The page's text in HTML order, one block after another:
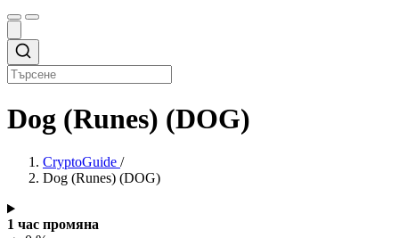
Dog (Runes) (DOG)
CryptoGuide /
Dog (Runes) (DOG)
1 час промяна